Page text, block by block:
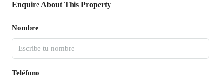
Enquire About This Property
Nombre
Teléfono